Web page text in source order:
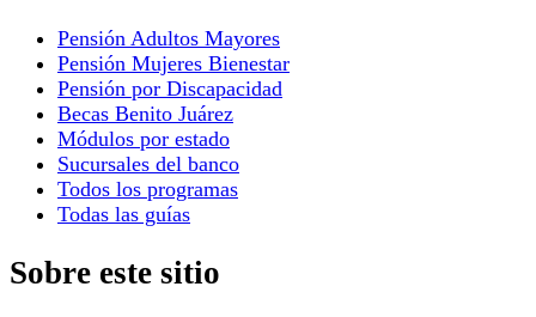
Pensión Adultos Mayores
Pensión Mujeres Bienestar
Pensión por Discapacidad
Becas Benito Juárez
Módulos por estado
Sucursales del banco
Todos los programas
Todas las guías
Sobre este sitio